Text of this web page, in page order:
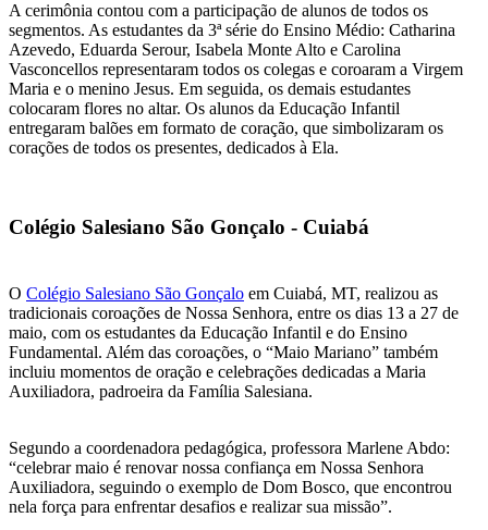
A cerimônia contou com a participação de alunos de todos os
segmentos. As estudantes da 3ª série do Ensino Médio: Catharina
Azevedo, Eduarda Serour, Isabela Monte Alto e Carolina
Vasconcellos representaram todos os colegas e coroaram a Virgem
Maria e o menino Jesus. Em seguida, os demais estudantes
colocaram flores no altar. Os alunos da Educação Infantil
entregaram balões em formato de coração, que simbolizaram os
corações de todos os presentes, dedicados à Ela.
Colégio Salesiano São Gonçalo - Cuiabá
O Colégio Salesiano São Gonçalo em Cuiabá, MT, realizou as
tradicionais coroações de Nossa Senhora, entre os dias 13 a 27 de
maio, com os estudantes da Educação Infantil e do Ensino
Fundamental. Além das coroações, o “Maio Mariano” também
incluiu momentos de oração e celebrações dedicadas a Maria
Auxiliadora, padroeira da Família Salesiana.
Segundo a coordenadora pedagógica, professora Marlene Abdo:
“celebrar maio é renovar nossa confiança em Nossa Senhora
Auxiliadora, seguindo o exemplo de Dom Bosco, que encontrou
nela força para enfrentar desafios e realizar sua missão”.